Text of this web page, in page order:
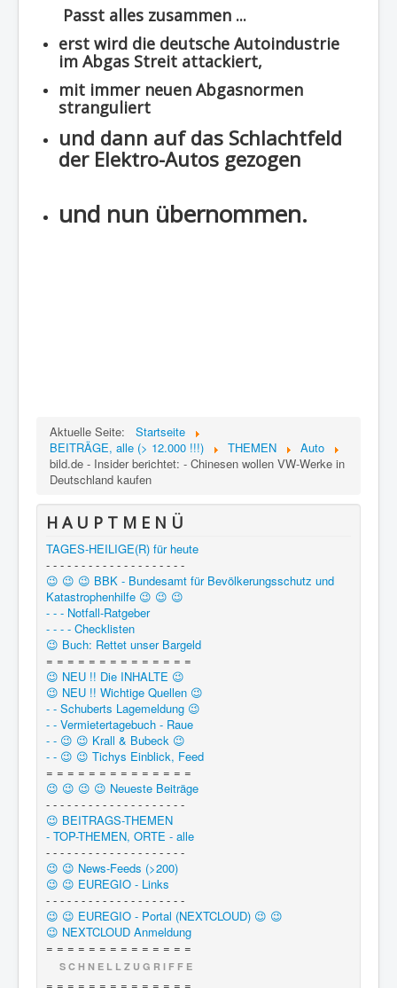
Passt alles zusammen ...
erst wird die deutsche Autoindustrie
im Abgas Streit attackiert,
mit immer neuen Abgasnormen
stranguliert
und dann auf das Schlachtfeld
der Elektro-Autos gezogen
und nun übernommen.
Aktuelle Seite:
Startseite
BEITRÄGE, alle (> 12.000 !!!)
THEMEN
Auto
bild.de - Insider berichtet: - Chinesen wollen VW-Werke in
Deutschland kaufen
H A U P T M E N Ü
TAGES-HEILIGE(R) für heute
- - - - - - - - - - - - - - - - - - - -
😉 😉 😉 BBK - Bundesamt für Bevölkerungsschutz und
Katastrophenhilfe 😉 😉 😉
- - - Notfall-Ratgeber
- - - - Checklisten
😉 Buch: Rettet unser Bargeld
= = = = = = = = = = = = = =
😉 NEU !! Die INHALTE 😉
😉 NEU !! Wichtige Quellen 😉
- - Schuberts Lagemeldung 😉
- - Vermietertagebuch - Raue
- - 😉 😉 Krall & Bubeck 😉
- - 😉 😉 Tichys Einblick, Feed
= = = = = = = = = = = = = =
😉 😉 😉 😉 Neueste Beiträge
- - - - - - - - - - - - - - - - - - - -
😉 BEITRAGS-THEMEN
- TOP-THEMEN, ORTE - alle
- - - - - - - - - - - - - - - - - - - -
😉 😉 News-Feeds (>200)
😉 😉 EUREGIO - Links
- - - - - - - - - - - - - - - - - - - -
😉 😉 EUREGIO - Portal (NEXTCLOUD) 😉 😉
😉 NEXTCLOUD Anmeldung
= = = = = = = = = = = = = =
S C H N E L L Z U G R I F F E